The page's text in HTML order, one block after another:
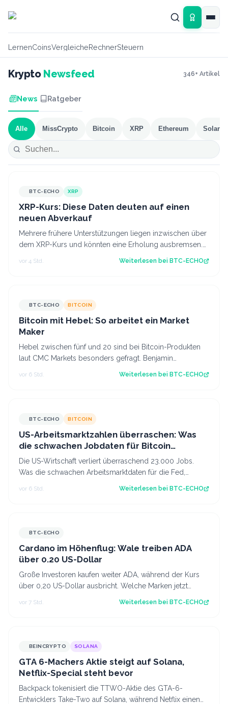
LernenCoinsVergleicheRechnerSteuern
Krypto Newsfeed 346+ Artikel
News Ratgeber
Alle MissCrypto Bitcoin XRP Ethereum Solana
BTC-ECHO XRP
XRP-Kurs: Diese Daten deuten auf einen
neuen Abverkauf
Mehrere frühere Unterstützungen liegen inzwischen über
dem XRP-Kurs und könnten eine Erholung ausbremsen.
vor 4 Std. Weiterlesen bei BTC-ECHO
BTC-ECHO BITCOIN
Bitcoin mit Hebel: So arbeitet ein Market
Maker
Hebel zwischen fünf und 20 sind bei Bitcoin-Produkten
laut CMC Markets besonders gefragt. Benjamin
Kämmerer, Trading-Experte bei der Handels…
vor 6 Std. Weiterlesen bei BTC-ECHO
BTC-ECHO BITCOIN
US-Arbeitsmarktzahlen überraschen: Was
die schwachen Jobdaten für Bitcoin
bedeuten
Die US-Wirtschaft verliert überraschend 23.000 Jobs.
Was die schwachen Arbeitsmarktdaten für die Fed,
vor 6 Std. Weiterlesen bei BTC-ECHO
BTC-ECHO
Cardano im Höhenflug: Wale treiben ADA
über 0.20 US-Dollar
Große Investoren kaufen weiter ADA, während der Kurs
über 0,20 US-Dollar ausbricht. Welche Marken jetzt
vor 7 Std. Weiterlesen bei BTC-ECHO
BEINCRYPTO SOLANA
GTA 6-Machers Aktie steigt auf Solana,
Netflix-Special steht bevor
Backpack tokenisiert die TTWO-Aktie des GTA-6-
Entwicklers Take-Two auf Solana, während Netflix einen